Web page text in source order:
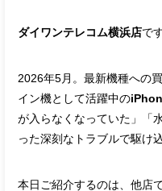
ダイワンテレコム横浜店で
2026年5月。最新機種への
イン機として活躍中の
が入らなくなっていた」「
った深刻なトラブルで駆け
本日ご紹介するのは、他店